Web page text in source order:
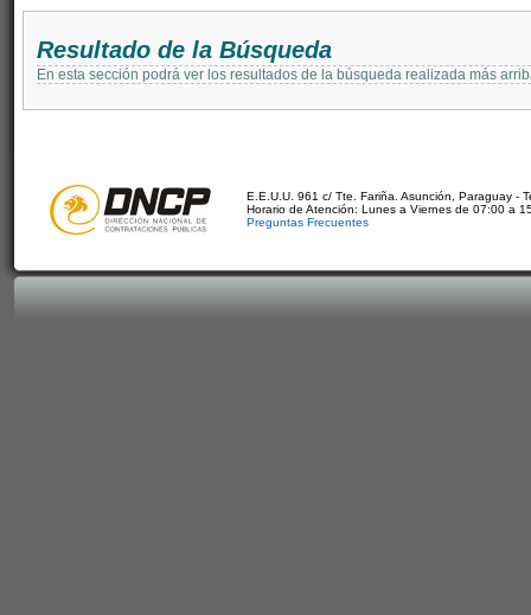
Resultado de la Búsqueda
En esta sección podrá ver los resultados de la búsqueda realizada más
E.E.U.U. 961 c/ Tte. Fariña. Asunción, Paraguay -
Horario de Atención: Lunes a Viernes de 07:00 a
Preguntas Frecuentes